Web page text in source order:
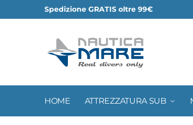
Spedizione GRATIS oltre 99€
HOME ATTREZZATURA SUB